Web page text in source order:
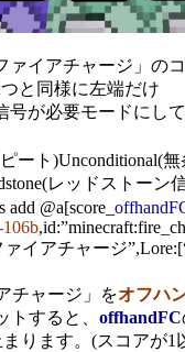
ァイアチャージ」の
と同様に左端だけ
号が必要モードにし
ート)Unconditional(
レッドストーン
add @a[score_
106b
イアチャージ
チャージ」をオフハ
トすると、 offhandFC
ります。(スコアが1